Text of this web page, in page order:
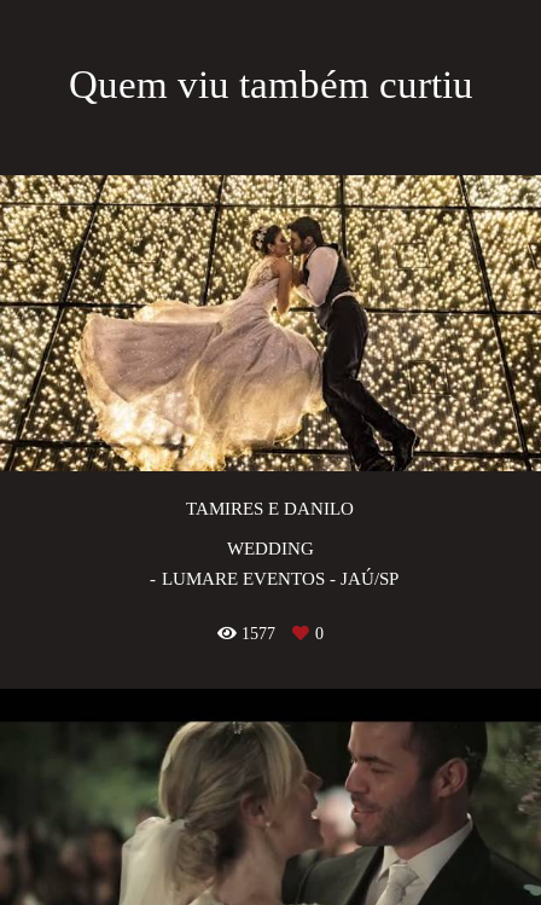
Quem viu também curtiu
TAMIRES E DANILO
WEDDING
LUMARE EVENTOS - JAÚ/SP
1577 0